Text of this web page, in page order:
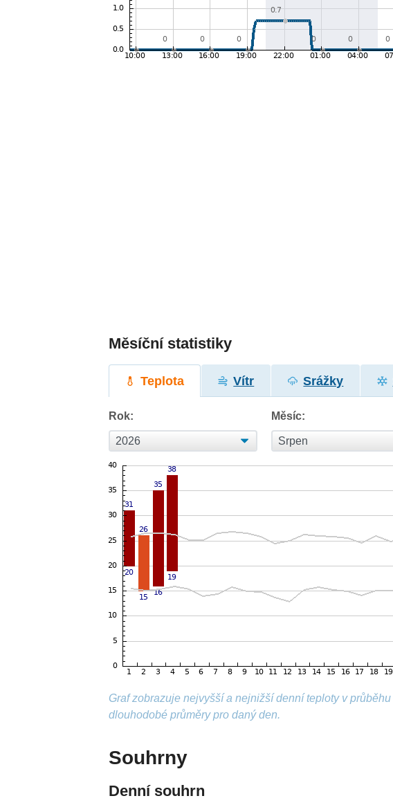
Měsíční statistiky
Teplota Vítr Srážky
Rok: Měsíc:
Graf zobrazuje nejvyšší a nejnižší denní teploty v
dlouhodobé průměry pro daný den.
Souhrny
Denní souhrn